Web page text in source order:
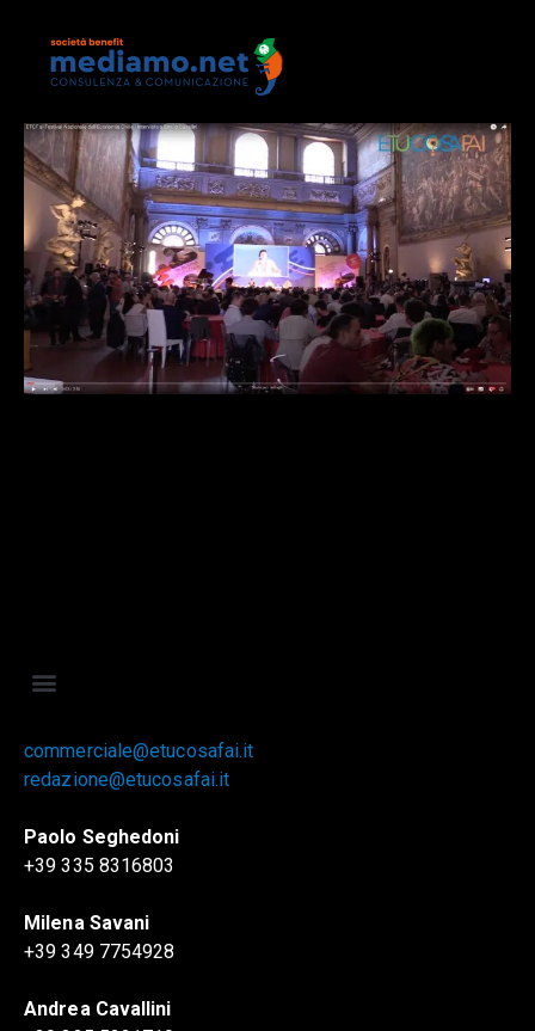
commerciale@etucosafai.it
redazione@etucosafai.it
Paolo Seghedoni
+39 335 8316803
Milena Savani
+39 349 7754928
Andrea Cavallini